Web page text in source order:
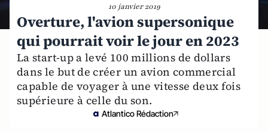
10 janvier 2019
Overture, l'avion supersonique
qui pourrait voir le jour en 2023
La start-up a levé 100 millions de dollars
dans le but de créer un avion commercial
capable de voyager à une vitesse deux fois
supérieure à celle du son.
Atlantico Rédaction